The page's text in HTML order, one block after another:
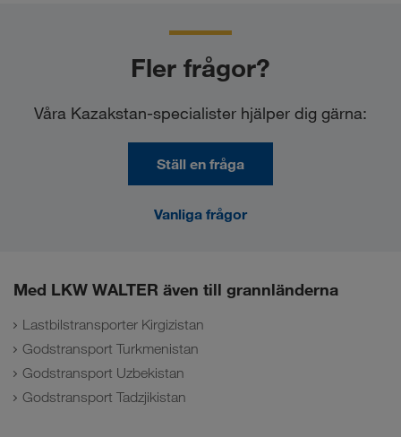
Fler frågor?
Våra Kazakstan-specialister hjälper dig gärna:
Ställ en fråga
Vanliga frågor
Med LKW WALTER även till grannländerna
Lastbilstransporter Kirgizistan
Godstransport Turkmenistan
Godstransport Uzbekistan
Godstransport Tadzjikistan